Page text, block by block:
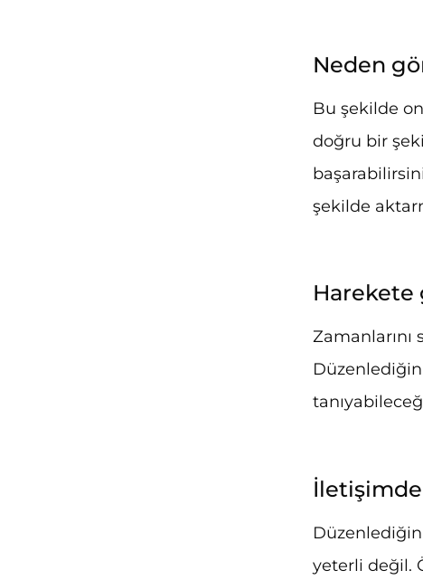
Neden
Bu şekilde
doğru bir
şekilde
Harekete
Zamanlarını
İletişimde
yeterli değil.